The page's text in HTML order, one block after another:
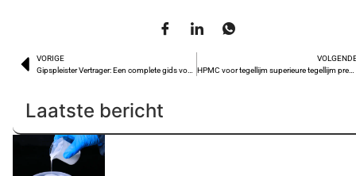
VORIGE
Laatste bericht